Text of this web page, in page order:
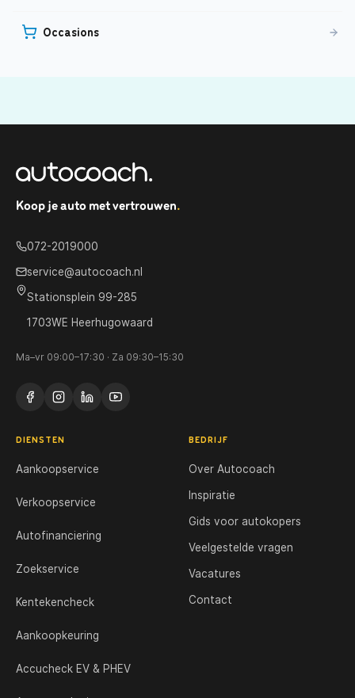
Occasions
Koop je auto met vertrouwen.
072-2019000
service@autocoach.nl
Stationsplein 99-285
1703WE Heerhugowaard
Ma–vr 09:00–17:30 · Za 09:30–15:30
DIENSTEN
Aankoopservice
Verkoopservice
Autofinanciering
Zoekservice
Kentekencheck
Aankoopkeuring
Accucheck EV & PHEV
BEDRIJF
Over Autocoach
Inspiratie
Gids voor autokopers
Veelgestelde vragen
Vacatures
Contact